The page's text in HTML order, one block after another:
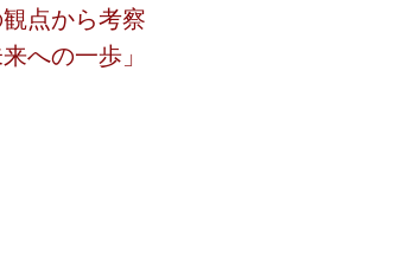
点から考察
への一歩」